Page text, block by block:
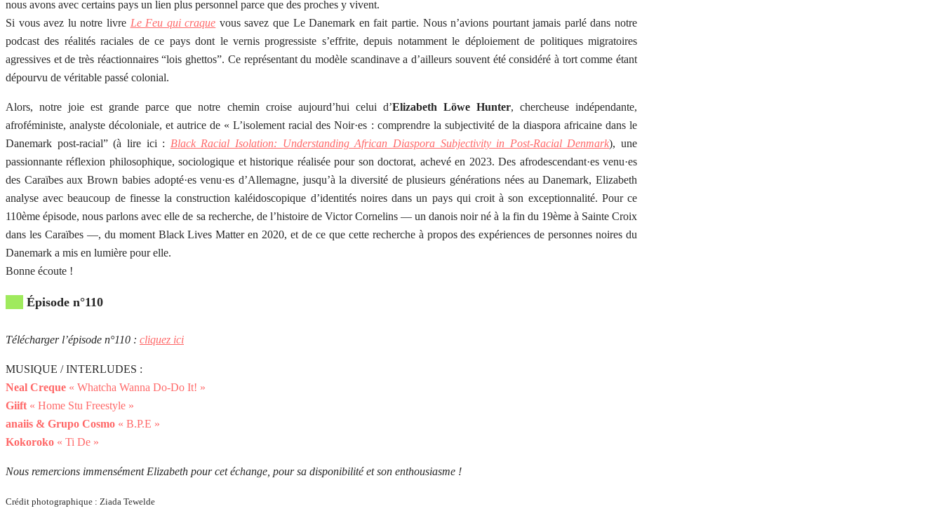
nous avons avec certains pays un lien plus personnel parce que des proches y vivent.
Si vous avez lu notre livre Le Feu qui craque vous savez que Le Danemark en fait partie. Nous n’avions pourtant jamais parlé dans notre
podcast des réalités raciales de ce pays dont le vernis progressiste s’effrite, depuis notamment le déploiement de politiques migratoires
agressives et de très réactionnaires “lois ghettos”. Ce représentant du modèle scandinave a d’ailleurs souvent été considéré à tort comme étant
dépourvu de véritable passé colonial.
Alors, notre joie est grande parce que notre chemin croise aujourd’hui celui d’Elizabeth Löwe Hunter, chercheuse indépendante,
afroféministe, analyste décoloniale, et autrice de « L’isolement racial des Noir·es : comprendre la subjectivité de la diaspora africaine dans le
Danemark post-racial” (à lire ici : Black Racial Isolation: Understanding African Diaspora Subjectivity in Post-Racial Denmark), une
passionnante réflexion philosophique, sociologique et historique réalisée pour son doctorat, achevé en 2023. Des afrodescendant·es venu·es
des Caraïbes aux Brown babies adopté·es venu·es d’Allemagne, jusqu’à la diversité de plusieurs générations nées au Danemark, Elizabeth
analyse avec beaucoup de finesse la construction kaléidoscopique d’identités noires dans un pays qui croit à son exceptionnalité. Pour ce
110ème épisode, nous parlons avec elle de sa recherche, de l’histoire de Victor Cornelins — un danois noir né à la fin du 19ème à Sainte Croix
dans les Caraïbes —, du moment Black Lives Matter en 2020, et de ce que cette recherche à propos des expériences de personnes noires du
Danemark a mis en lumière pour elle.
Bonne écoute !
Épisode n°110
Télécharger l’épisode n°110 : cliquez ici
MUSIQUE / INTERLUDES :
Neal Creque « Whatcha Wanna Do-Do It! »
Giift « Home Stu Freestyle »
anaiis & Grupo Cosmo « B.P.E »
Kokoroko « Ti De »
Nous remercions immensément Elizabeth pour cet échange, pour sa disponibilité et son enthousiasme !
Crédit photographique : Ziada Tewelde